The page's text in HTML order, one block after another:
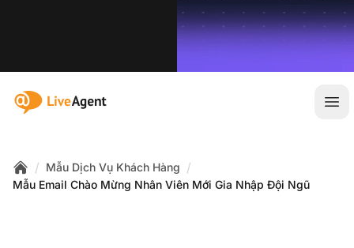
:site.title
Mở
Home
/ Mẫu Dịch Vụ Khách Hàng /
Mẫu Email Chào Mừng Nhân Viên Mới Gia Nhập Đội Ngũ